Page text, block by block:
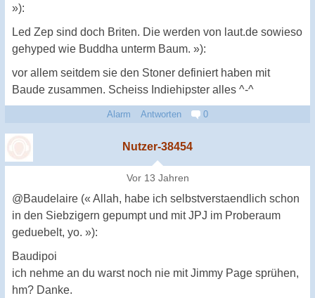
»):
Led Zep sind doch Briten. Die werden von laut.de sowieso
gehyped wie Buddha unterm Baum. »):
vor allem seitdem sie den Stoner definiert haben mit
Baude zusammen. Scheiss Indiehipster alles ^-^
Alarm Antworten 0
Nutzer-38454
Vor 13 Jahren
@Baudelaire (« Allah, habe ich selbstverstaendlich schon
in den Siebzigern gepumpt und mit JPJ im Proberaum
geduebelt, yo. »):
Baudipoi
ich nehme an du warst noch nie mit Jimmy Page sprühen,
hm? Danke.